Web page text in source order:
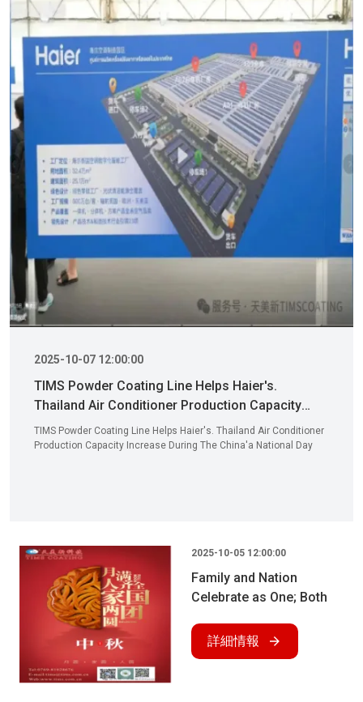
2025-10-07 12:00:00
TIMS Powder Coating Line Helps Haier's.
Thailand Air Conditioner Production Capacity
Increase During The China'a National Day Holiday
TIMS Powder Coating Line Helps Haier's. Thailand Air Conditioner
Production Capacity Increase During The China'a National Day
2025-10-05 12:00:00
Family and Nation
Celebrate as One; Both
Complete
詳細情報